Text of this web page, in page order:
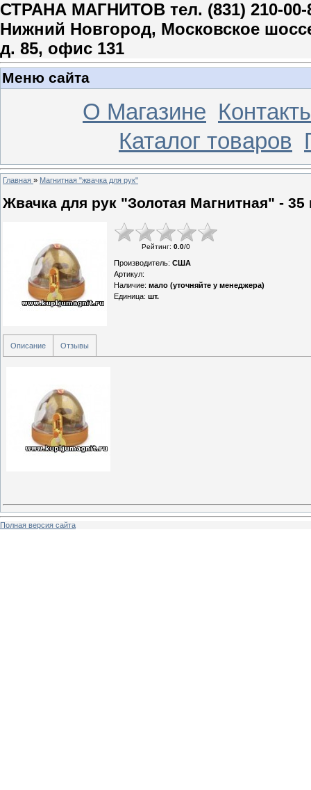
СТРАНА МАГНИТОВ тел. (831) 210-00-
Нижний Новгород, Московское
д. 85, офис 131
Меню сайта
О Магазине
Каталог товаров
Главная » Магнитная "жвачка для рук"
Жвачка для рук "Золотая Магнитная" - 35
Рейтинг: 0.0/0
Производитель: США
Артикул:
Наличие: мало (уточняйте у менеджера)
Единица: шт.
Описание Отзывы
Полная версия сайта